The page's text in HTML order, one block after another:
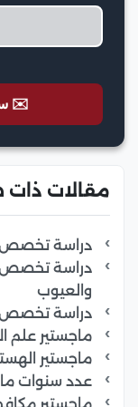
✉️
مقالات ذات
دراسة تخصص
دراسة تخصص
والعيوب
دراسة تخصص
ماجستير علم
ماجستير
عدد سنوات
ماجستير